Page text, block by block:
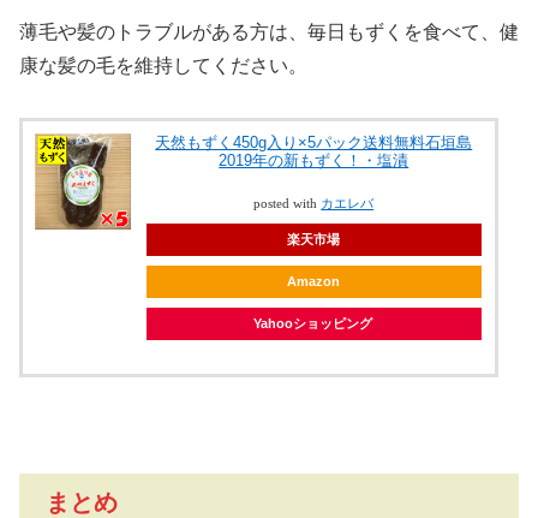
薄毛や髪のトラブルがある方は、毎日もずくを食べて、健
康な髪の毛を維持してください。
天然もずく450g入り×5パック送料無料石垣島
2019年の新もずく！・塩漬
posted with カエレバ
楽天市場
Amazon
Yahooショッピング
まとめ